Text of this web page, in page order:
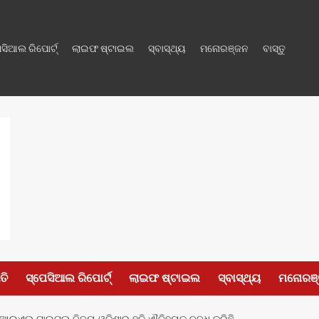
ରିପୋର୍ଟ୍ ଲାଇଫ ଷ୍ଟାଇଲ ସ୍ବାସ୍ଥ୍ୟ ମନୋରଞ୍ଜନ ବାସ୍ତୁ
ସ୍ପେସିଆଲ ରିପୋର୍ଟ୍ ଲାଇଫ ଷ୍ଟାଇଲ ସ୍ବାସ୍ଥ୍ୟ